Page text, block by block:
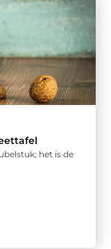
het is de